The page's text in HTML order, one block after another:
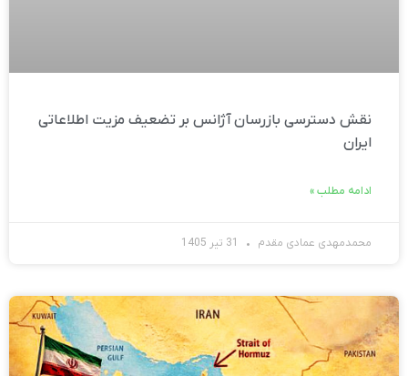
نقش دسترسی بازرسان آژانس بر تضعیف مزیت اطلاعاتی
ایران
ادامه مطلب »
محمدمهدی عمادی مقدم